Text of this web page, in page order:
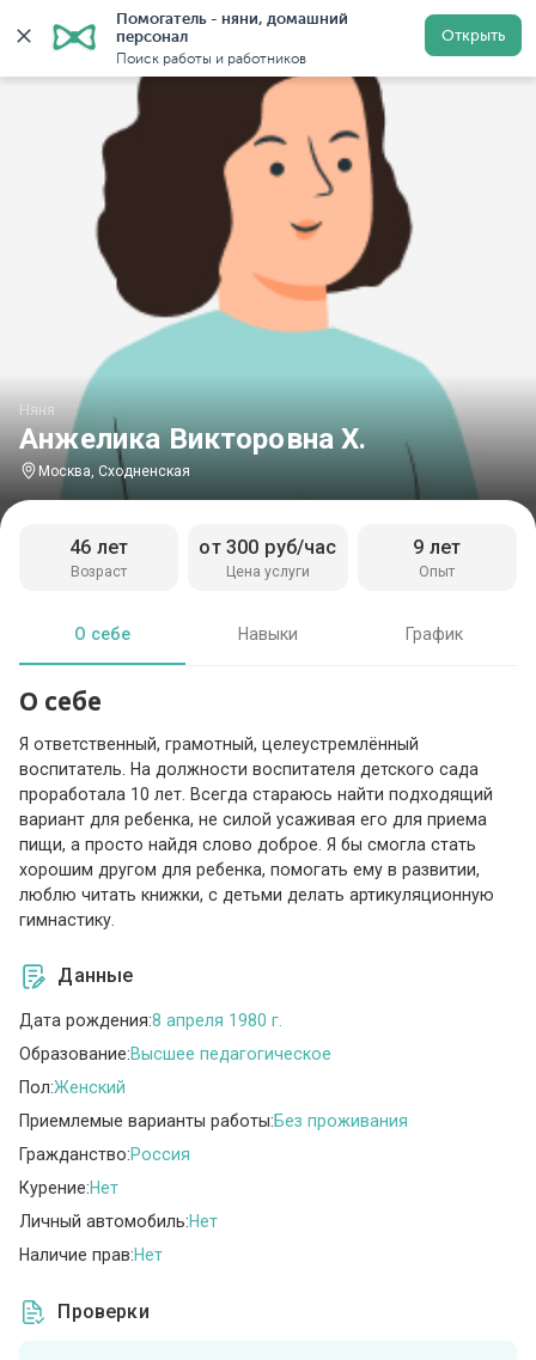
Помогатель - няни, домашний
персонал
Поиск работы и работников
Открыть
Главная Няни Няни в Москве Няни у метро
Анжелика Викторовна Х.
Няня
Москва, Сходненская
Возраст
46 лет
Цена услуги
от 300 руб/час
Опыт
9 лет
О себе Навыки График
О себе
Я ответственный, грамотный, целеустремлённый
воспитатель. На должности воспитателя детского сада
проработала 10 лет. Всегда стараюсь найти подходящий
вариант для ребенка, не силой усаживая его для приема
пищи, а просто найдя слово доброе. Я бы смогла стать
хорошим другом для ребенка, помогать ему в развитии,
люблю читать книжки, с детьми делать артикуляционную
гимнастику.
Данные
Дата рождения:8 апреля 1980 г.
Образование:Высшее педагогическое
Пол:Женский
Приемлемые варианты работы:Без проживания
Гражданство:Россия
Курение:Нет
Личный автомобиль:Нет
Наличие прав:Нет
Проверки